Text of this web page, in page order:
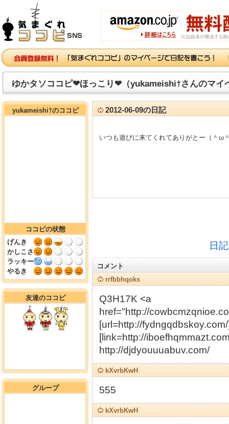
ゆかタソココピ❤ほっこり❤（yukameishi†さんのマイ
yukameishi†のココピ
ココピの状態
げんき
かしこさ
ラッキー
やるき
友達のココピ
グループ
2012-06-09の日記
いつも遊びに来てくれてありがとー（＾ω
日
コメント
rrfbbhqoks
Q3H17K <a
href="http://
[url=http://
[link=http://
http://djdyouuuabuv.com/
kXvrbKwH
555
kXvrbKwH